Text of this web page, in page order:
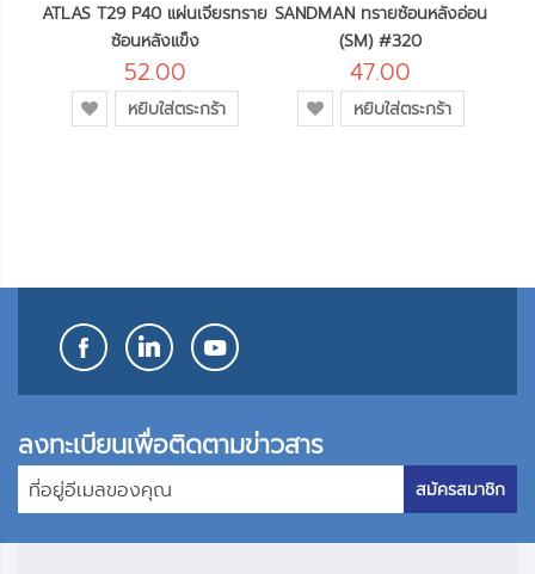
ATLAS T29 P40 แผ่นเจียรทราย
ซ้อนหลังแข็ง
52.00
เพิ่ม
หยิบใส่ตระกร้า
SANDMAN ทรายซ้อนหลังอ่อน
(SM) #320
47.00
เพิ่ม
หยิบใส่ตระกร้า
ลงทะเบียนเพื่อติดตามข่าวสาร
สมัครสมาชิก